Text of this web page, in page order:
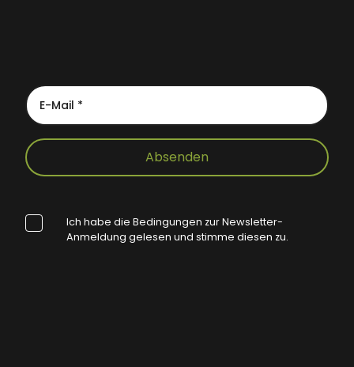
Absenden
Ich habe die Bedingungen zur Newsletter-
Anmeldung gelesen und stimme diesen zu.